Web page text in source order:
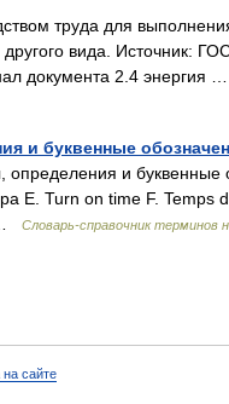
труда для
вида. Источник:
документа 2.4 энергия
и буквенные
и буквенные
E. Turn on time F. Temps
Словарь-справочник терминов
сайте